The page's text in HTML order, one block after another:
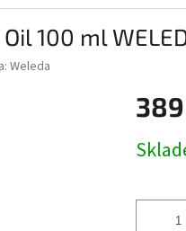
100 ml
Weleda
cena: